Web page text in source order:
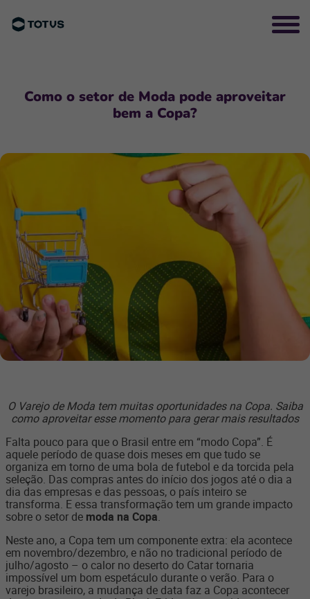
Como o setor de Moda pode aproveitar
bem a Copa?
O Varejo de Moda tem muitas oportunidades na Copa. Saiba
como aproveitar esse momento para gerar mais resultados
Falta pouco para que o Brasil entre em “modo Copa”. É
aquele período de quase dois meses em que tudo se
organiza em torno de uma bola de futebol e da torcida pela
seleção. Das compras antes do início dos jogos até o dia a
dia das empresas e das pessoas, o país inteiro se
transforma. E essa transformação tem um grande impacto
sobre o setor de moda na Copa.
Neste ano, a Copa tem um componente extra: ela acontece
em novembro/dezembro, e não no tradicional período de
julho/agosto – o calor no deserto do Catar tornaria
impossível um bom espetáculo durante o verão. Para o
varejo brasileiro, a mudança de data faz a Copa acontecer